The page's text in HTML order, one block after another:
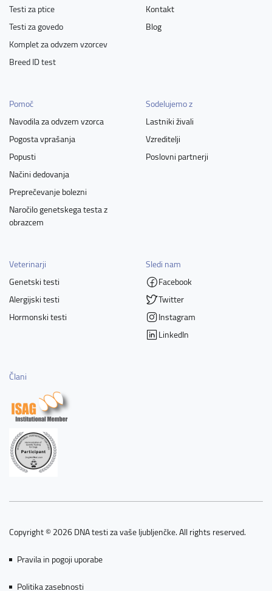
Testi za ptice
Testi za govedo
Komplet za odvzem vzorcev
Breed ID test
Kontakt
Blog
Pomoč
Navodila za odvzem vzorca
Pogosta vprašanja
Popusti
Načini dedovanja
Preprečevanje bolezni
Naročilo genetskega testa z
obrazcem
Sodelujemo z
Lastniki živali
Vzreditelji
Poslovni partnerji
Veterinarji
Genetski testi
Alergijski testi
Hormonski testi
Sledi nam
Facebook
Twitter
Instagram
LinkedIn
Člani
Copyright © 2026 DNA testi za vaše ljubljenčke. All rights reserved.
Pravila in pogoji uporabe
Politika zasebnosti